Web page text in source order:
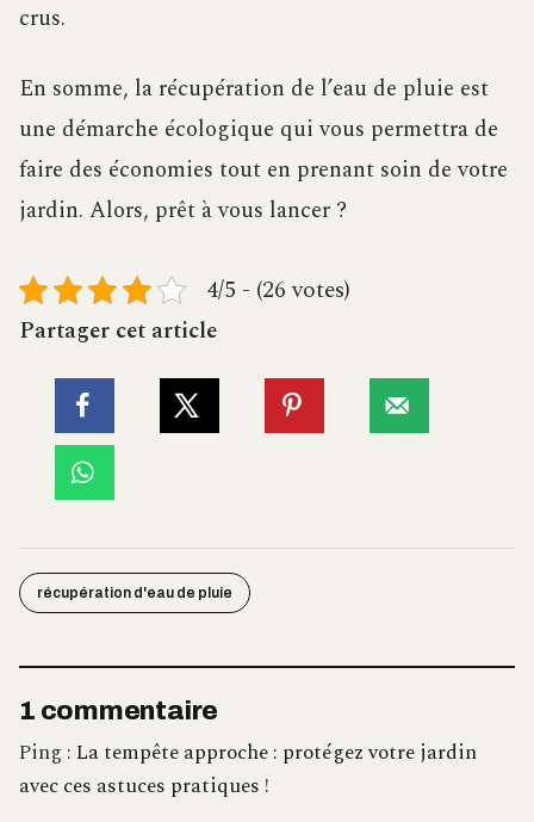
crus.
En somme, la récupération de l’eau de pluie est
une démarche écologique qui vous permettra de
faire des économies tout en prenant soin de votre
jardin. Alors, prêt à vous lancer ?
4/5 - (26 votes)
Partager cet article
récupération d'eau de pluie
1 commentaire
Ping :La tempête approche : protégez votre jardin
avec ces astuces pratiques !